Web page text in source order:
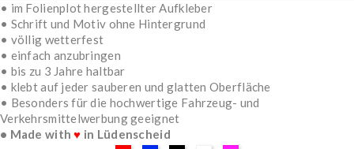
• im Folienplot hergestellter Aufkleber
• Schrift und Motiv ohne Hintergrund
• völlig wetterfest
• einfach anzubringen
• bis zu 3 Jahre haltbar
• klebt auf jeder sauberen und glatten Oberfläche
• Besonders für die hochwertige Fahrzeug- und
Verkehrsmittelwerbung geeignet
• Made with♥ in Lüdenscheid